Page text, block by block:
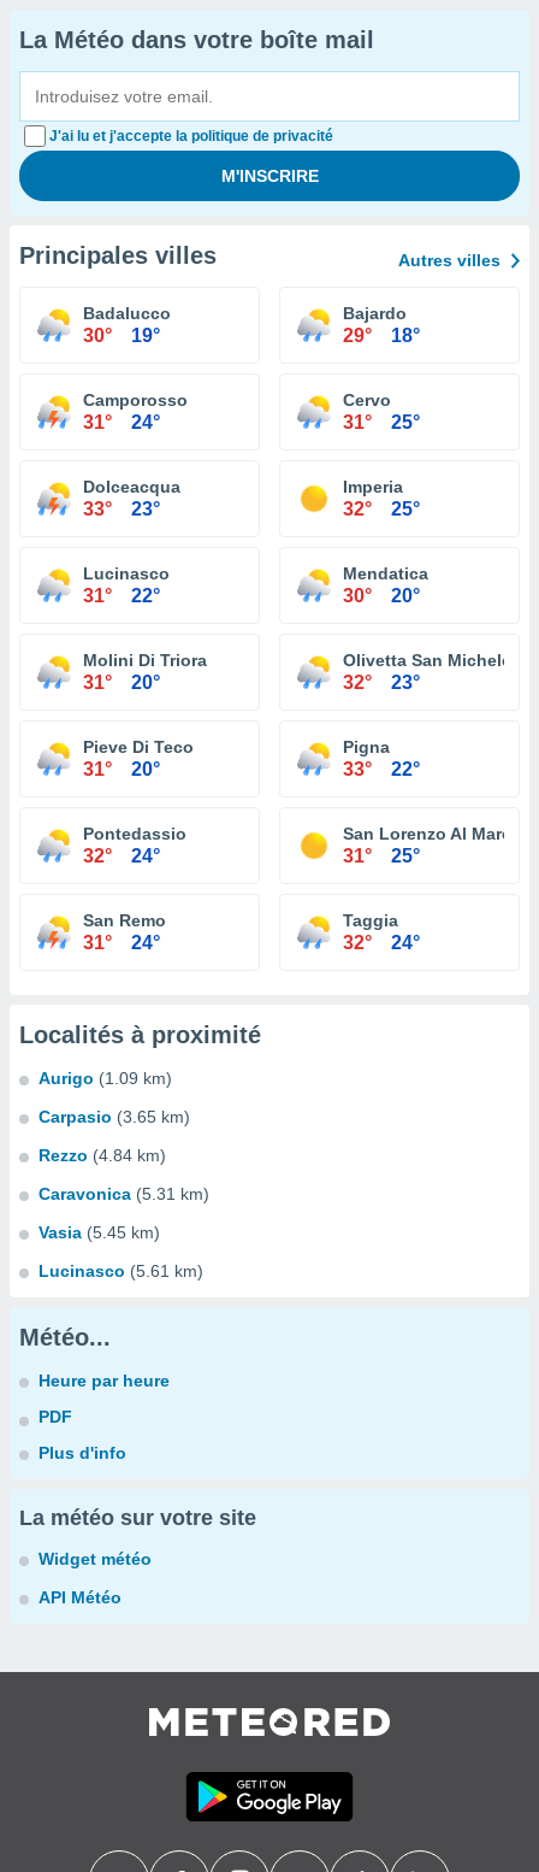
La Météo dans votre boîte mail
J'ai lu et j'accepte la politique de privacité
Principales villes Autres villes
Badalucco
30° 19°
Bajardo
29° 18°
Camporosso
31° 24°
Cervo
31° 25°
Dolceacqua
33° 23°
Imperia
32° 25°
Lucinasco
31° 22°
Mendatica
30° 20°
Molini Di Triora
31° 20°
Olivetta San Michele
32° 23°
Pieve Di Teco
31° 20°
Pigna
33° 22°
Pontedassio
32° 24°
San Lorenzo Al Mare
31° 25°
San Remo
31° 24°
Taggia
32° 24°
Localités à proximité
Aurigo (1.09 km)
Carpasio (3.65 km)
Rezzo (4.84 km)
Caravonica (5.31 km)
Vasia (5.45 km)
Lucinasco (5.61 km)
Météo...
Heure par heure
PDF
Plus d'info
La météo sur votre site
Widget météo
API Météo